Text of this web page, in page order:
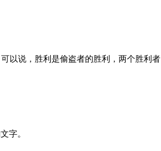
说，胜利是偷盗者的胜利，两个胜利者
字。